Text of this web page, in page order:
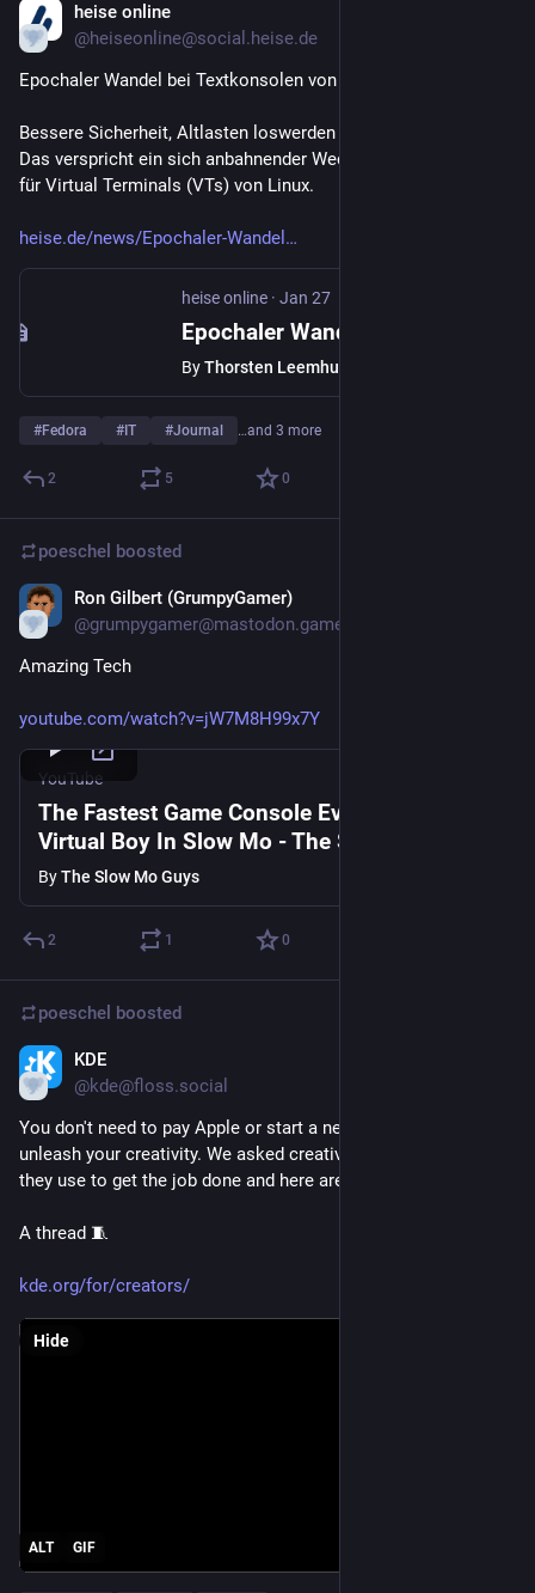
heise online
@heiseonline@social.heise.de
Epochaler Wandel bei Textkonsolen von Linux im Werden
Bessere Sicherheit, Altlasten loswerden und neue Features:
Das verspricht ein sich anbahnender Wechsel bei der Technik
für Virtual Terminals (VTs) von Linux.
heise.de/news/Epochaler-Wandel
heise online · Jan 27
ByThorsten Leemhuis
#Fedora # IT #Journal …and 3 more
2 5 0
poeschel boosted
Ron Gilbert (GrumpyGamer)
@grumpygamer@mastodon.gamedev.place
Amazing Tech
youtube.com/watch?v=jW7M8H99x7Y
YouTube
The Fastest Game Console Ever Made? -
Virtual Boy In Slow Mo - The Slow Mo Guys
ByThe Slow Mo Guys
2 1 0
poeschel boosted
KDE
@kde@floss.social
You don't need to pay Apple or start a new subscription to
unleash your creativity. We asked creatives what free software
they use to get the job done and here are their picks.
A thread 🧵
kde.org/for/creators/
ALT GIF
Hide